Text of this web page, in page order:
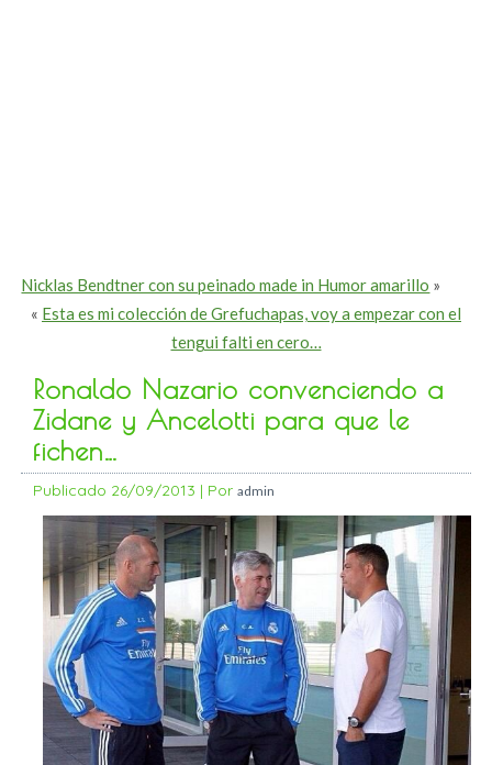
Nicklas Bendtner con su peinado made in Humor amarillo »
« Esta es mi colección de Grefuchapas, voy a empezar con el
tengui falti en cero…
Ronaldo Nazario convenciendo a
Zidane y Ancelotti para que le
fichen…
Publicado 26/09/2013 | Por admin